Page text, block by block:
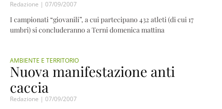
Redazione 07/09/2007
I campionati “giovanili”, a cui partecipano 432 atleti (di cui 17
umbri) si concluderanno a Terni domenica mattina
AMBIENTE E TERRITORIO
Nuova manifestazione anti
caccia
Redazione 07/09/2007